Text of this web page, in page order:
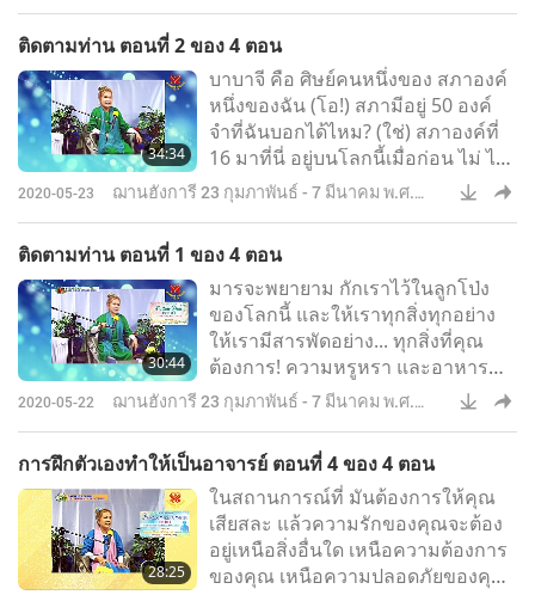
ติดตามท่าน ตอนที่ 2 ของ 4 ตอน
34:34
บาบาจี คือ ศิษย์คนหนึ่งของ สภาองค์
หนึ่งของฉัน (โอ!) สภามีอยู่ 50 องค์
จำที่ฉันบอกได้ไหม? (ใช่) สภาองค์ที่
16 มาที่นี่ อยู่บนโลกนี้เมื่อก่อน ไม่ ไม่
ฉันหมายถึงบนดาวเคราะห์ ดาวดวง
อื่น ไม่ใช่ดาวเคราะห์ดวงนี้
2020-05-23
ฌานฮังการี 23 กุมภาพันธ์ - 7 มีนาคม พ.ศ.
ติดตามท่าน ตอนที่ 1 ของ 4 ตอน
30:44
มารจะพยายาม กักเราไว้ในลูกโป่ง
ของโลกนี้ และให้เราทุกสิ่งทุกอย่าง
ให้เรามีสารพัดอย่าง... ทุกสิ่งที่คุณ
ต้องการ! ความหรูหรา และอาหาร
และดอกไม้สวยงาม วิวสวยงาม ผู้หญิง
สวย ผู้ชายหล่อ รถหรูหรา ทองคำ
เพชร ระยิบระยับ สารพัดสิ่งที่ไร้สาระ
ดี แต่ไร้สาระ! แต่คุณต้องการ
อิสรภาพ! เมื่อใดที่คุณต้องการ
อิสรภาพ สิ่งต่าง ๆ จะเปลี่ยนไป
2020-05-22
ฌานฮังการี 23 กุมภาพันธ์ - 7 มีนาคม พ.ศ.
การฝึกตัวเองทำให้เป็นอาจารย์ ตอนที่ 4 ของ 4 ตอน
28:25
ในสถานการณ์ที่ มันต้องการให้คุณ
เสียสละ แล้วความรักของคุณจะต้อง
อยู่เหนือสิ่งอื่นใด เหนือความต้องการ
ของคุณ เหนือความปลอดภัยของคุณ